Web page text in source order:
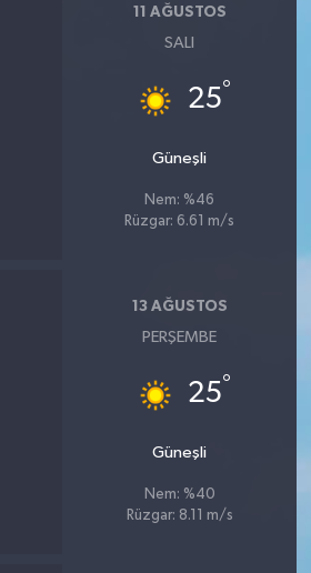
11 AĞUSTOS
SALI
25°
Güneşli
Nem: %46
Rüzgar: 6.61 m/s
13 AĞUSTOS
PERŞEMBE
25°
Güneşli
Nem: %40
Rüzgar: 8.11 m/s